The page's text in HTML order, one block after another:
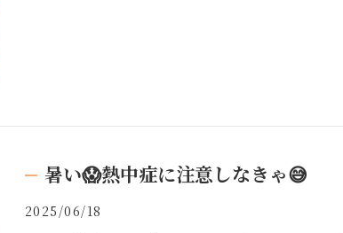
暑い😱熱中症に注意しなきゃ😅
2025/06/18